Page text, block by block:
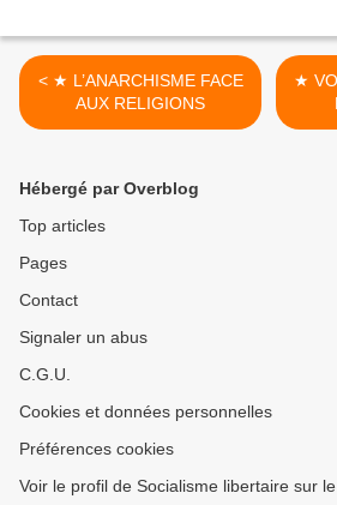
< ★ L’ANARCHISME FACE
AUX RELIGIONS
★
Hébergé par Overblog
Top articles
Pages
Contact
Signaler un abus
C.G.U.
Cookies et données personnelles
Préférences cookies
Voir le profil de Socialisme libertaire sur